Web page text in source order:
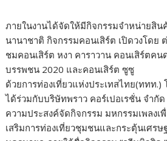
ภายในงานได้จัดให้มีกิจกรรมจำหน่ายสิน
นานาชาติ กิจกรรมคอนเสิร์ต เปิดวงโดย
ชมคอนเสิร์ต หงา คาราวาน คอนเสิร์ตคน
บรรพชน 2020 และคอนเสิร์ต ซูซู
ด้วยการท่องเที่ยวแห่งประเทสไทย(ททท
ได้ร่วมกับบริษัทพราว คอร์เปอเรชั่น จำกั
ความประสงค์จัดกิจกรรม มหกรรมเพลงเ
เสริมการท่องเที่ยวชุมชนและกระตุ้นเศร